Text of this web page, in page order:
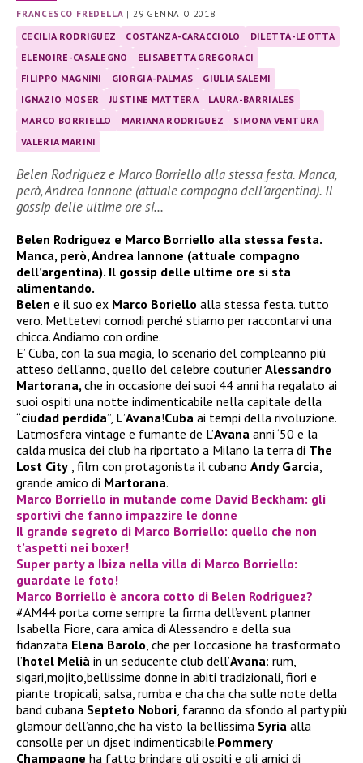
FRANCESCO FREDELLA | 29 GENNAIO 2018
CECILIA RODRIGUEZ COSTANZA-CARACCIOLO
DILETTA-LEOTTA
ELENOIRE-CASALEGNO
ELISABETTA GREGORACI
FILIPPO MAGNINI
GIORGIA-PALMAS
GIULIA SALEMI
IGNAZIO MOSER
JUSTINE MATTERA
LAURA-BARRIALES
MARCO BORRIELLO
MARIANA RODRIGUEZ
SIMONA VENTURA
VALERIA MARINI
Belen Rodriguez e Marco Borriello alla stessa festa. Manca,
però, Andrea Iannone (attuale compagno dell’argentina). Il
gossip delle ultime ore si…
Belen Rodriguez e Marco Borriello alla stessa festa.
Manca, però, Andrea Iannone (attuale compagno
dell’argentina). Il gossip delle ultime ore si sta
alimentando.
Belen e il suo ex Marco Boriello alla stessa festa. tutto
vero. Mettetevi comodi perché stiamo per raccontarvi una
chicca. Andiamo con ordine.
E’ Cuba, con la sua magia, lo scenario del compleanno più
atteso dell’anno, quello del celebre couturier Alessandro
Martorana,che in occasione dei suoi 44 anni ha regalato ai
suoi ospiti una notte indimenticabile nella capitale della
“ciudad perdida”, L’Avana!Cuba ai tempi della rivoluzione.
L’atmosfera vintage e fumante de L’Avana anni ‘50 e la
calda musica dei club ha riportato a Milano la terra di The
Lost City , film con protagonista il cubano Andy Garcia,
grande amico di Martorana.
Marco Borriello in mutande come David Beckham: gli
sportivi che fanno impazzire le donne
Il grande segreto di Marco Borriello: quello che non
t’aspetti nei boxer!
Super party a Ibiza nella villa di Marco Borriello:
guardate le foto!
Marco Borriello è ancora cotto di Belen Rodriguez?
#AM44 porta come sempre la firma dell’event planner
Isabella Fiore, cara amica di Alessandro e della sua
fidanzata Elena Barolo, che per l’occasione ha trasformato
l’hotel Melià in un seducente club dell’Avana: rum,
sigari,mojito,bellissime donne in abiti tradizionali, fiori e
piante tropicali, salsa, rumba e cha cha cha sulle note della
band cubana Septeto Nobori, faranno da sfondo al party più
glamour dell’anno,che ha visto la bellissima Syria alla
consolle per un djset indimenticabile.Pommery
Champagne ha fatto brindare gli ospiti e gli amici di